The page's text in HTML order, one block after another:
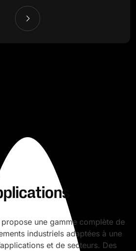
une gamme complète de
industriels adaptées à une
et de secteurs. Des